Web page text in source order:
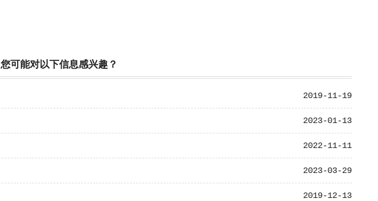
您可能对以下信息感兴趣？
2019-11-19
2023-01-13
2022-11-11
2023-03-29
2019-12-13